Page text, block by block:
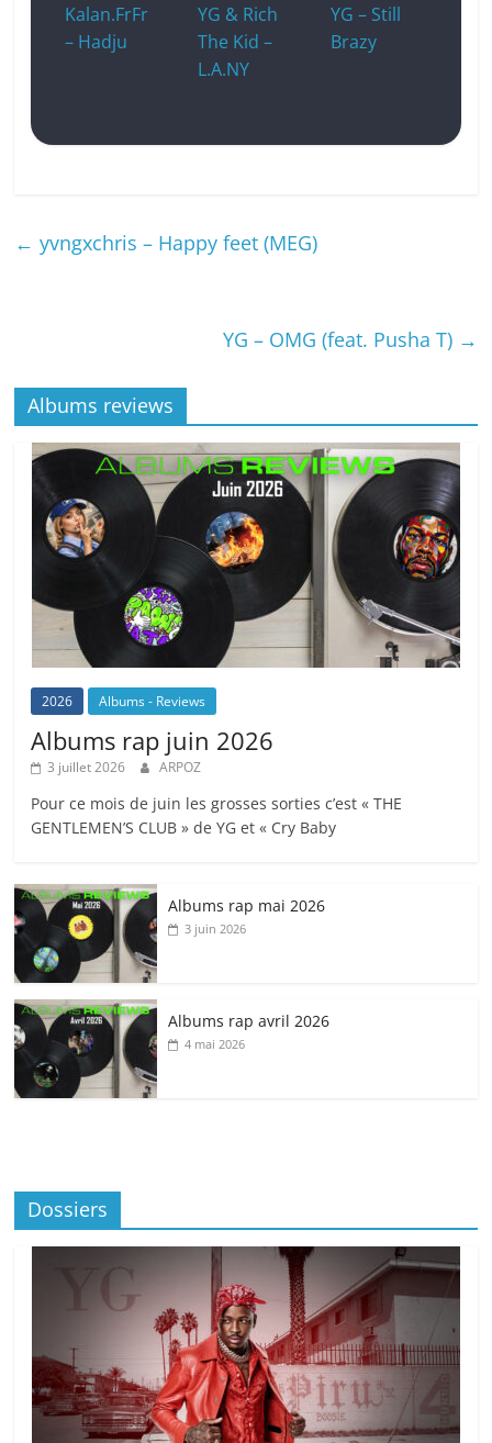
Kalan.FrFr
– Hadju
YG & Rich
The Kid –
L.A.NY
YG – Still
Brazy
← yvngxchris – Happy feet (MEG)
YG – OMG (feat. Pusha T) →
Albums reviews
2026 Albums - Reviews
Albums rap juin 2026
3 juillet 2026 ARPOZ
Pour ce mois de juin les grosses sorties c’est « THE
GENTLEMEN’S CLUB » de YG et « Cry Baby
Albums rap mai 2026
3 juin 2026
Albums rap avril 2026
4 mai 2026
Dossiers